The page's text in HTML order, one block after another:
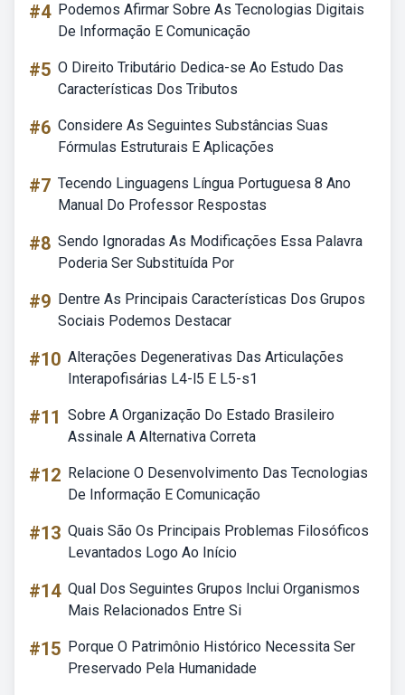
#4 Podemos Afirmar Sobre As Tecnologias Digitais
De Informação E Comunicação
#5 O Direito Tributário Dedica-se Ao Estudo Das
Características Dos Tributos
#6 Considere As Seguintes Substâncias Suas
Fórmulas Estruturais E Aplicações
#7 Tecendo Linguagens Língua Portuguesa 8 Ano
Manual Do Professor Respostas
#8 Sendo Ignoradas As Modificações Essa Palavra
Poderia Ser Substituída Por
#9 Dentre As Principais Características Dos Grupos
Sociais Podemos Destacar
#10 Alterações Degenerativas Das Articulações
Interapofisárias L4-l5 E L5-s1
#11 Sobre A Organização Do Estado Brasileiro
Assinale A Alternativa Correta
#12 Relacione O Desenvolvimento Das Tecnologias
De Informação E Comunicação
#13 Quais São Os Principais Problemas Filosóficos
Levantados Logo Ao Início
#14 Qual Dos Seguintes Grupos Inclui Organismos
Mais Relacionados Entre Si
#15 Porque O Patrimônio Histórico Necessita Ser
Preservado Pela Humanidade